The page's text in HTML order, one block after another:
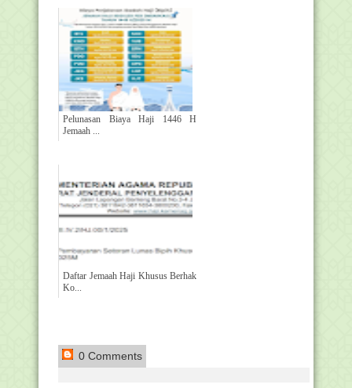
Pelunasan Biaya Haji 1446 H
Jemaah ...
Daftar Jemaah Haji Khusus Berhak
Ko...
0 Comments